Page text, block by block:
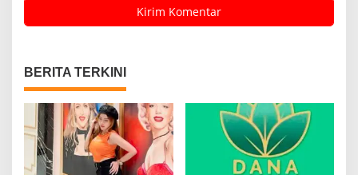
BERITA TERKINI